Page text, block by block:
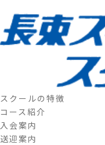
スクールの特徴
コース紹介
入会案内
送迎案内